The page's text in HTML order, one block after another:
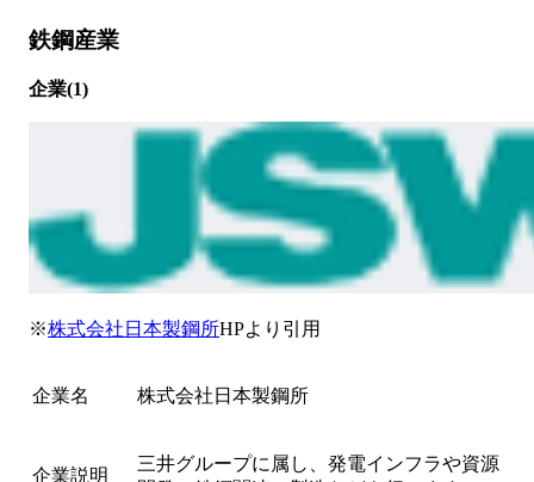
鉄鋼産業
企業(1)
※株式会社日本製鋼所HPより引用
企業名 株式会社日本製鋼所
企業説明
三井グループに属し、発電インフラや資源